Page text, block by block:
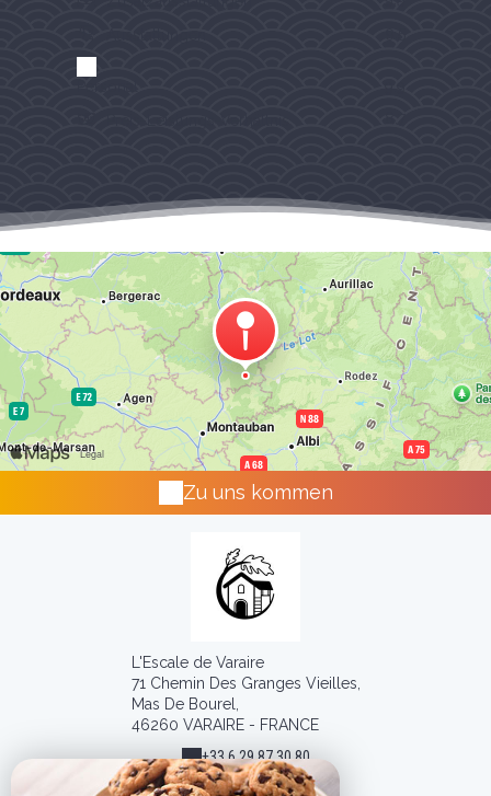
Zu uns kommen
L'Escale de Varaire
71 Chemin Des Granges Vieilles,
Mas De Bourel,
46260 VARAIRE - FRANCE
+33 6 29 87 30 80